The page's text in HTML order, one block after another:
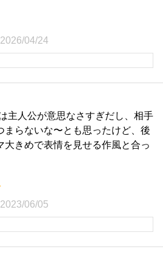
2026/04/24
主人公が意思なさすぎだし、相手
まらないな〜とも思ったけど、後
大きめで表情を見せる作風と合っ
2023/06/05